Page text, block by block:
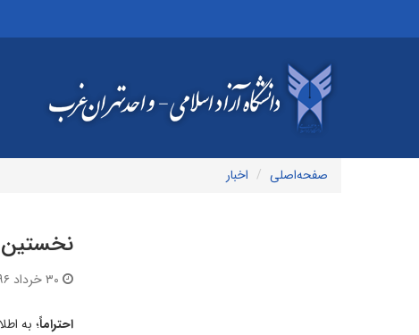
صفحه‌اصلی اخبار
نخستین
احتراماً؛ به